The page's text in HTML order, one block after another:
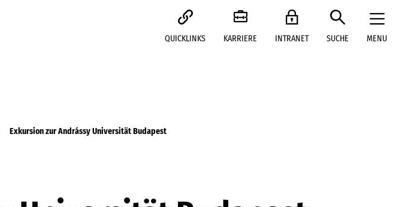
QUICKLINKS KARRIERE INTRANET SUCHE MENU
Exkursion zur Andrássy Universität Budapest